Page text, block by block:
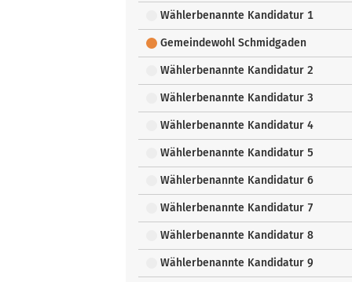
Wählerbenannte Kandidatur 1
Gemeindewohl Schmidgaden
Wählerbenannte Kandidatur 2
Wählerbenannte Kandidatur 3
Wählerbenannte Kandidatur 4
Wählerbenannte Kandidatur 5
Wählerbenannte Kandidatur 6
Wählerbenannte Kandidatur 7
Wählerbenannte Kandidatur 8
Wählerbenannte Kandidatur 9